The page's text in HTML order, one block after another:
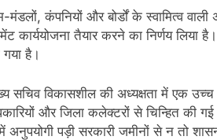
कंपनियों और बोर्डों के स्वामित्व वाली
कार्ययोजना तैयार करने का निर्णय लिया
है।
विकासशील की अध्यक्षता में एक उच्च
और जिला कलेक्टरों से चिन्हित की
अनुपयोगी पड़ी सरकारी जमीनों से न तो